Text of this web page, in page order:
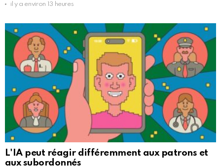
il y a environ 13 heures
L'IA peut réagir différemment aux patrons et
aux subordonnés